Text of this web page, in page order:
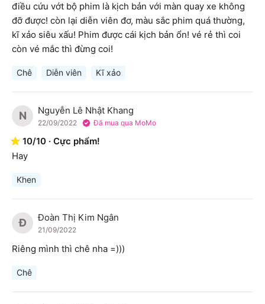
điều cứu vớt bộ phim là kịch bản với màn quay xe không
đỡ được! còn lại diễn viên đơ, màu sắc phim quá thường,
kĩ xảo siêu xấu! Phim được cái kịch bản ổn! vé rẻ thì coi
còn vé mắc thì đừng coi!
Chê Diễn viên Kĩ xảo
N Nguyễn Lê Nhật Khang
22/09/2022 Đã mua qua MoMo
10/10 · Cực phẩm!
Hay
Khen
Đ Đoàn Thị Kim Ngân
21/09/2022
Riêng mình thì chê nha =)))
Chê